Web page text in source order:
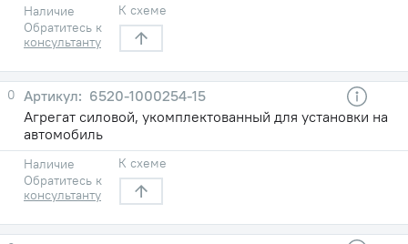
Наличие
Обратитесь к
консультанту
К схеме
0
6520-1000254-15
Агрегат силовой, укомплектованный для установки на
автомобиль
Наличие
Обратитесь к
консультанту
К схеме